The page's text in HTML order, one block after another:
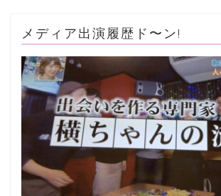
メディア出演履歴ド〜ン!